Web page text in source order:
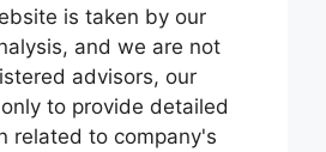
is taken by our
and we are not
advisors, our
to provide detailed
related to company's